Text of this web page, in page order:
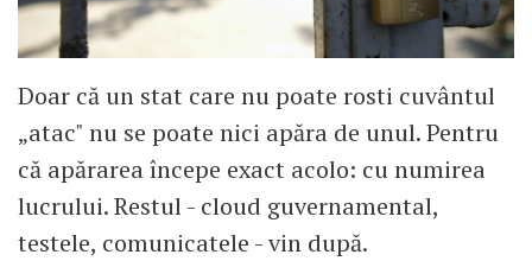
Doar că un stat care nu poate rosti cuvântul
„atac" nu se poate nici apăra de unul. Pentru
că apărarea începe exact acolo: cu numirea
lucrului. Restul - cloud guvernamental,
testele, comunicatele - vin după.